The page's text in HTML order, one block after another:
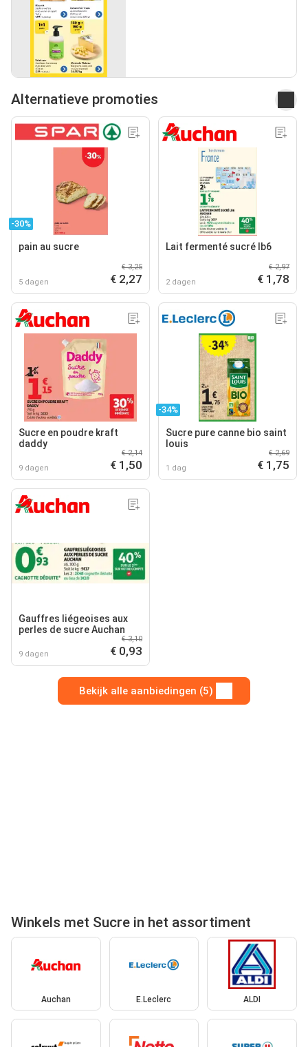
Alternatieve promoties
-30%
pain au sucre
5 dagen
€ 3,25
€ 2,27
Lait fermenté sucré lb6
2 dagen
€ 2,97
€ 1,78
Sucre en poudre kraft
daddy
9 dagen
€ 2,14
€ 1,50
-34%
Sucre pure canne bio saint
louis
1 dag
€ 2,69
€ 1,75
Gauffres liégeoises aux
perles de sucre Auchan
9 dagen
€ 3,10
€ 0,93
Bekijk alle aanbiedingen (5)
Winkels met Sucre in het assortiment
Auchan E.Leclerc ALDI